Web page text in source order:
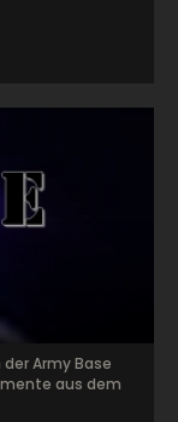
Army Base
aus dem